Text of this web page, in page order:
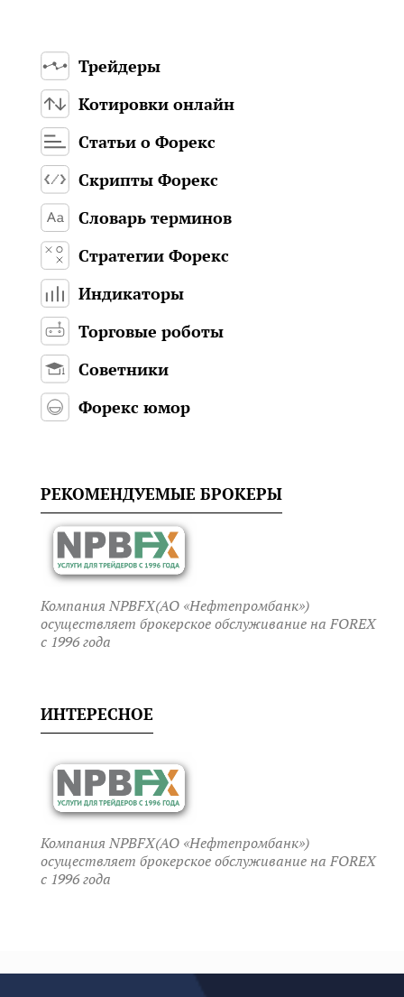
Трейдеры
Котировки онлайн
Статьи о Форекс
Скрипты Форекс
Словарь терминов
Стратегии Форекс
Индикаторы
Торговые роботы
Советники
Форекс юмор
РЕКОМЕНДУЕМЫЕ БРОКЕРЫ
Компания NPBFX(АО «Нефтепромбанк»)
осуществляет брокерское обслуживание на FOREX
c 1996 года
ИНТЕРЕСНОЕ
Компания NPBFX(АО «Нефтепромбанк»)
осуществляет брокерское обслуживание на FOREX
c 1996 года